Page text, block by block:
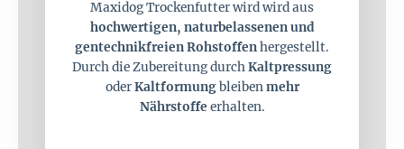
Maxidog Trockenfutter wird wird aus
hochwertigen, naturbelassenen und
gentechnikfreien Rohstoffenhergestellt.
Durch die Zubereitung durchKaltpressung
oderKaltformungbleibenmehr
Nährstoffe erhalten.